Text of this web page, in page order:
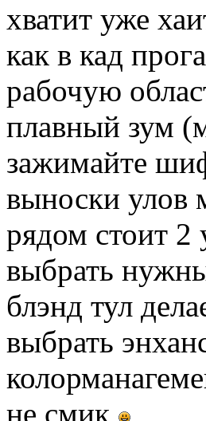
хватит уже
как в кад
рабочую
плавный зум
зажимайте
выноски улов
рядом стоит 2
выбрать
блэнд тул
выбрать
не смик